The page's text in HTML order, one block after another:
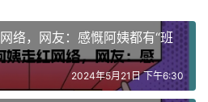
络，网友：感慨阿姨都有“班
2024年5月21日 下午6:30